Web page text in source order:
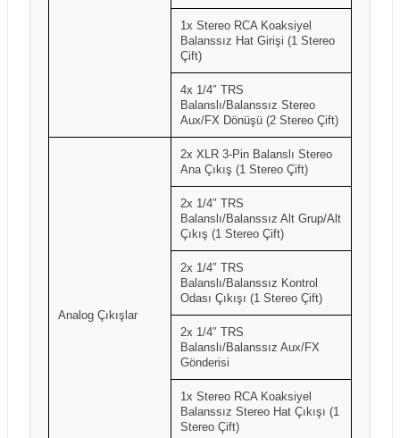
1x Stereo RCA Koaksiyel
Balanssız Hat Girişi (1 Stereo
Çift)
4x 1/4″ TRS
Balanslı/Balanssız Stereo
Aux/FX Dönüşü (2 Stereo Çift)
Analog Çıkışlar
2x XLR 3-Pin Balanslı Stereo
Ana Çıkış (1 Stereo Çift)
2x 1/4″ TRS
Balanslı/Balanssız Alt Grup/Alt
Çıkış (1 Stereo Çift)
2x 1/4″ TRS
Balanslı/Balanssız Kontrol
Odası Çıkışı (1 Stereo Çift)
2x 1/4″ TRS
Balanslı/Balanssız Aux/FX
Gönderisi
1x Stereo RCA Koaksiyel
Balanssız Stereo Hat Çıkışı (1
Stereo Çift)